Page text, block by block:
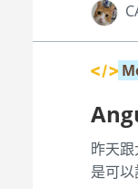
昨天
是可